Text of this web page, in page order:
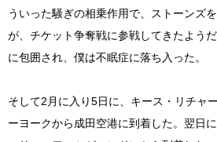
ういった騒ぎの相乗作用で、ストーンズ
が、チケット争奪戦に参戦してきたよう
に包囲され、僕は不眠症に落ち入った。
そして2月に入り5日に、キース・リチャ
ーヨークから成田空港に到着した。翌日